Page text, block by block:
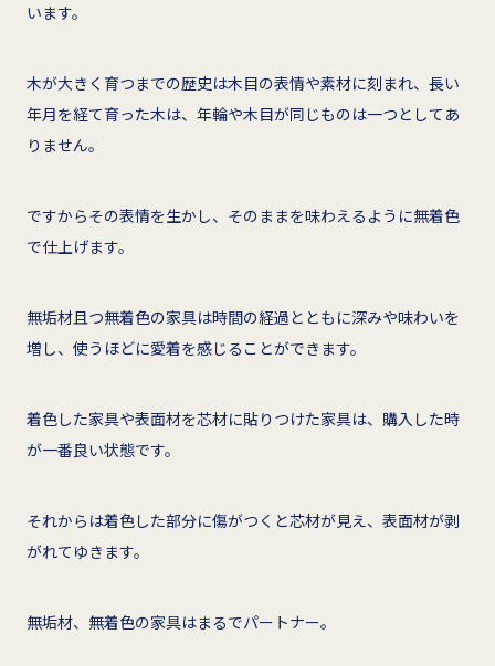
います。
木が大きく育つまでの歴史は木目の表情や素材に刻まれ、長い
年月を経て育った木は、年輪や木目が同じものは一つとしてあ
りません。
ですからその表情を生かし、そのままを味わえるように無着色
で仕上げます。
無垢材且つ無着色の家具は時間の経過とともに深みや味わいを
増し、使うほどに愛着を感じることができます。
着色した家具や表面材を芯材に貼りつけた家具は、購入した時
が一番良い状態です。
それからは着色した部分に傷がつくと芯材が見え、表面材が剥
がれてゆきます。
無垢材、無着色の家具はまるでパートナー。